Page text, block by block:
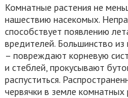
Комнатные растения не
нашествию насекомых.
способствует появлению
вредителей. Большинство
– повреждают корневую
и стеблей, прокусывают
распуститься.
червячки в земле комнатных